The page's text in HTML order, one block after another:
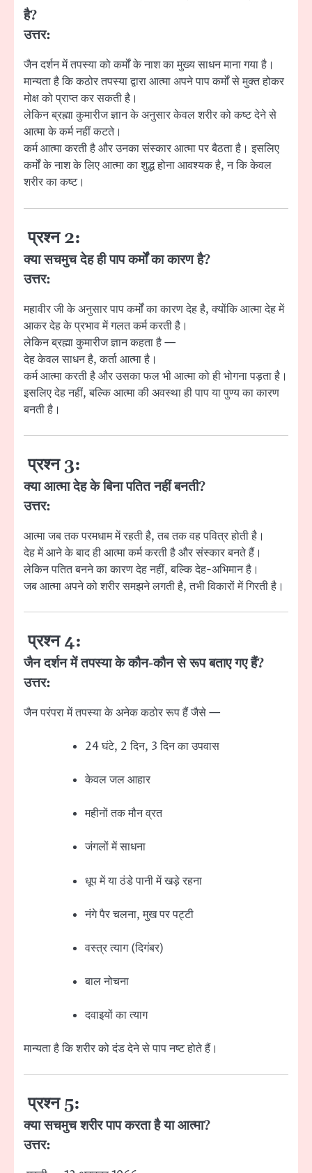
है?
उत्तर:
जैन दर्शन में तपस्या को कर्मों के नाश का मुख्य साधन माना गया है।
मान्यता है कि कठोर तपस्या द्वारा आत्मा अपने पाप कर्मों से मुक्त होकर
मोक्ष को प्राप्त कर सकती है।
लेकिन ब्रह्मा कुमारीज ज्ञान के अनुसार केवल शरीर को कष्ट देने से
आत्मा के कर्म नहीं कटते।
कर्म आत्मा करती है और उनका संस्कार आत्मा पर बैठता है। इसलिए
कर्मों के नाश के लिए आत्मा का शुद्ध होना आवश्यक है, न कि केवल
शरीर का कष्ट।
प्रश्न 2:
क्या सचमुच देह ही पाप कर्मों का कारण है?
उत्तर:
महावीर जी के अनुसार पाप कर्मों का कारण देह है, क्योंकि आत्मा देह में
आकर देह के प्रभाव में गलत कर्म करती है।
लेकिन ब्रह्मा कुमारीज ज्ञान कहता है —
देह केवल साधन है, कर्ता आत्मा है।
कर्म आत्मा करती है और उसका फल भी आत्मा को ही भोगना पड़ता है।
इसलिए देह नहीं, बल्कि आत्मा की अवस्था ही पाप या पुण्य का कारण
बनती है।
प्रश्न 3:
क्या आत्मा देह के बिना पतित नहीं बनती?
उत्तर:
आत्मा जब तक परमधाम में रहती है, तब तक वह पवित्र होती है।
देह में आने के बाद ही आत्मा कर्म करती है और संस्कार बनते हैं।
लेकिन पतित बनने का कारण देह नहीं, बल्कि देह-अभिमान है।
जब आत्मा अपने को शरीर समझने लगती है, तभी विकारों में गिरती है।
प्रश्न 4:
जैन दर्शन में तपस्या के कौन-कौन से रूप बताए गए हैं?
उत्तर:
जैन परंपरा में तपस्या के अनेक कठोर रूप हैं जैसे —
24 घंटे, 2 दिन, 3 दिन का उपवास
केवल जल आहार
महीनों तक मौन व्रत
जंगलों में साधना
धूप में या ठंडे पानी में खड़े रहना
नंगे पैर चलना, मुख पर पट्टी
वस्त्र त्याग (दिगंबर)
बाल नोचना
दवाइयों का त्याग
मान्यता है कि शरीर को दंड देने से पाप नष्ट होते हैं।
प्रश्न 5:
क्या सचमुच शरीर पाप करता है या आत्मा?
उत्तर: